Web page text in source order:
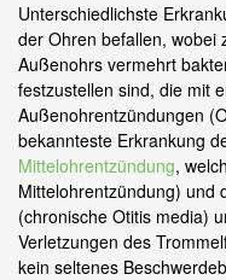
Unterschiedlichste
der Ohren befallen, wobei
Außenohrs vermehrt
festzustellen sind, die mit
Außenohrentzündungen
bekannteste Erkrankung
Mittelohrentzündung,
Mittelohrentzündung) und
(chronische Otitis media)
Verletzungen des
kein seltenes